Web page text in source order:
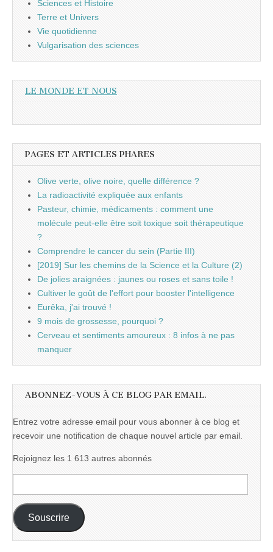
Sciences et Histoire
Terre et Univers
Vie quotidienne
Vulgarisation des sciences
LE MONDE ET NOUS
PAGES ET ARTICLES PHARES
Olive verte, olive noire, quelle différence ?
La radioactivité expliquée aux enfants
Pasteur, chimie, médicaments : comment une
molécule peut-elle être soit toxique soit thérapeutique
?
Comprendre le cancer du sein (Partie III)
[2019] Sur les chemins de la Science et la Culture (2)
De jolies araignées : jaunes ou roses et sans toile !
Cultiver le goût de l'effort pour booster l'intelligence
Eurêka, j'ai trouvé !
9 mois de grossesse, pourquoi ?
Cerveau et sentiments amoureux : 8 infos à ne pas
manquer
ABONNEZ-VOUS À CE BLOG PAR EMAIL.
Entrez votre adresse email pour vous abonner à ce blog et
recevoir une notification de chaque nouvel article par email.
Rejoignez les 1 613 autres abonnés
e-
mail :
Souscrire